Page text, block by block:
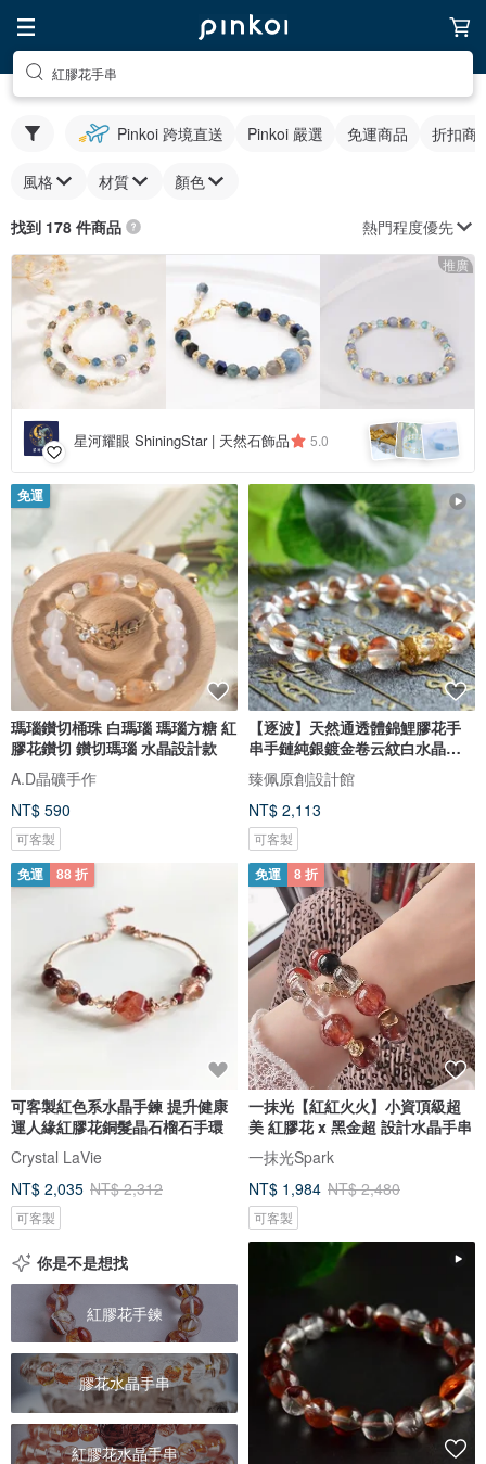
紅膠花手串
Pinkoi 跨境直送 Pinkoi 嚴選 免運商品 折扣商
風格 材質 顏色
找到 178 件商品 熱門程度優先
推廣
星河耀眼 ShiningStar | 天然石飾品 5.0
免運
瑪瑙鑚切桶珠 白瑪瑙 瑪瑙方糖 紅
膠花鑚切 鑚切瑪瑙 水晶設計款
A.D晶礦手作
NT$ 590
可客製
【逐波】天然通透體錦鯉膠花手
串手鏈純銀鍍金卷云紋白水晶桶
珠
臻佩原創設計館
NT$ 2,113
可客製
免運 88 折
可客製紅色系水晶手鍊 提升健康
運人緣紅膠花銅髮晶石榴石手環
Crystal LaVie
NT$ 2,035 NT$ 2,312
可客製
免運 8 折
一抹光【紅紅火火】小資頂級超
美 紅膠花 x 黑金超 設計水晶手串
一抹光Spark
NT$ 1,984 NT$ 2,480
可客製
你是不是想找
紅膠花手鍊
膠花水晶手串
紅膠花水晶手串